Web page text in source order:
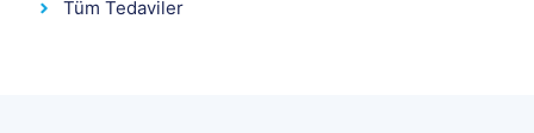
Tüm Tedaviler